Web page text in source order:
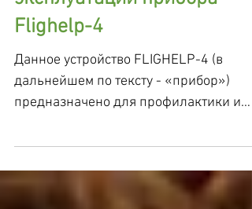
Инструкция по
эксплуатации прибора
Flighelp-4
Данное устройство FLIGHELP-4 (в
предназначено для профилактики и